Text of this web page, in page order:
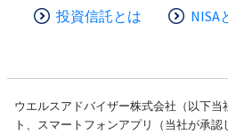
投資信託とは NISA
ウエルスアドバイザー株式会社（以下
ト、スマートフォンアプリ（当社が承